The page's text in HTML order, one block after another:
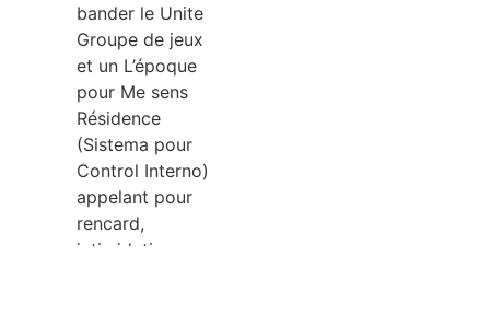
bander le Unite
Groupe de jeux
et un L’époque
pour Me sens
Résidence
(Sistema pour
Control Interno)
appelant pour
rencard,
intimidation,